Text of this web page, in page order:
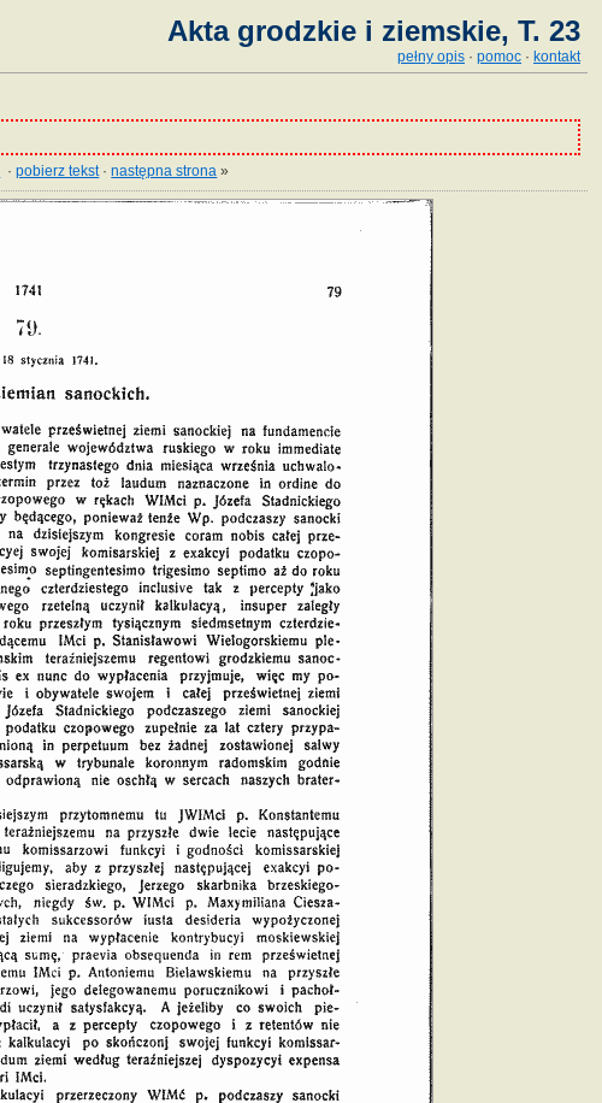
Akta grodzkie i ziemskie, T. 23
pełny opis · pomoc · kontakt
·pobierz tekst·następna strona »